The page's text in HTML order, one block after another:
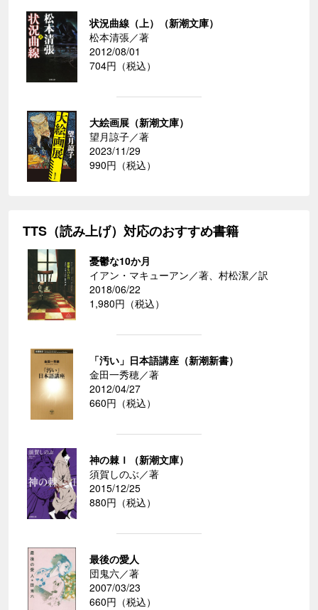
状況曲線（上）（新潮文庫）
松本清張／著
2012/08/01
704円（税込）
大絵画展（新潮文庫）
望月諒子／著
2023/11/29
990円（税込）
TTS（読み上げ）対応のおすすめ書籍
憂鬱な10か月
イアン・マキューアン／著、村松潔／訳
2018/06/22
1,980円（税込）
「汚い」日本語講座（新潮新書）
金田一秀穂／著
2012/04/27
660円（税込）
神の棘Ｉ（新潮文庫）
須賀しのぶ／著
2015/12/25
880円（税込）
最後の愛人
団鬼六／著
2007/03/23
660円（税込）